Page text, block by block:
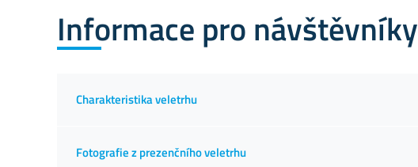
Informace pro návštěvníky
Charakteristika veletrhu
Fotografie z prezenčního veletrhu